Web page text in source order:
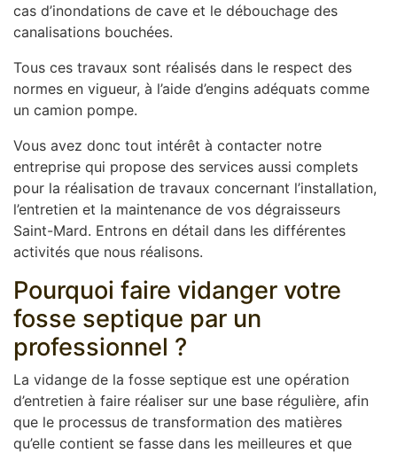
cas d’inondations de cave et le débouchage des
canalisations bouchées.
Tous ces travaux sont réalisés dans le respect des
normes en vigueur, à l’aide d’engins adéquats comme
un camion pompe.
Vous avez donc tout intérêt à contacter notre
entreprise qui propose des services aussi complets
pour la réalisation de travaux concernant l’installation,
l’entretien et la maintenance de vos dégraisseurs
Saint-Mard. Entrons en détail dans les différentes
activités que nous réalisons.
Pourquoi faire vidanger votre
fosse septique par un
professionnel ?
La vidange de la fosse septique est une opération
d’entretien à faire réaliser sur une base régulière, afin
que le processus de transformation des matières
qu’elle contient se fasse dans les meilleures et que